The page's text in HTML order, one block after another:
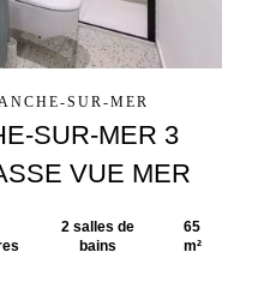
SUR-MER
SUR-MER 3
VUE MER
2 salles de
bains
65
m²